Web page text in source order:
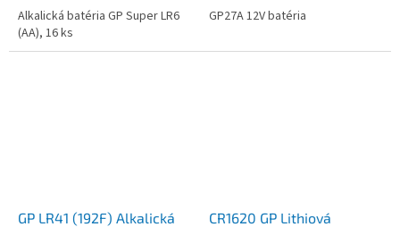
Alkalická batéria GP Super LR6
(AA), 16 ks
GP27A 12V batéria
GP LR41 (192F) Alkalická
CR1620 GP Lithiová